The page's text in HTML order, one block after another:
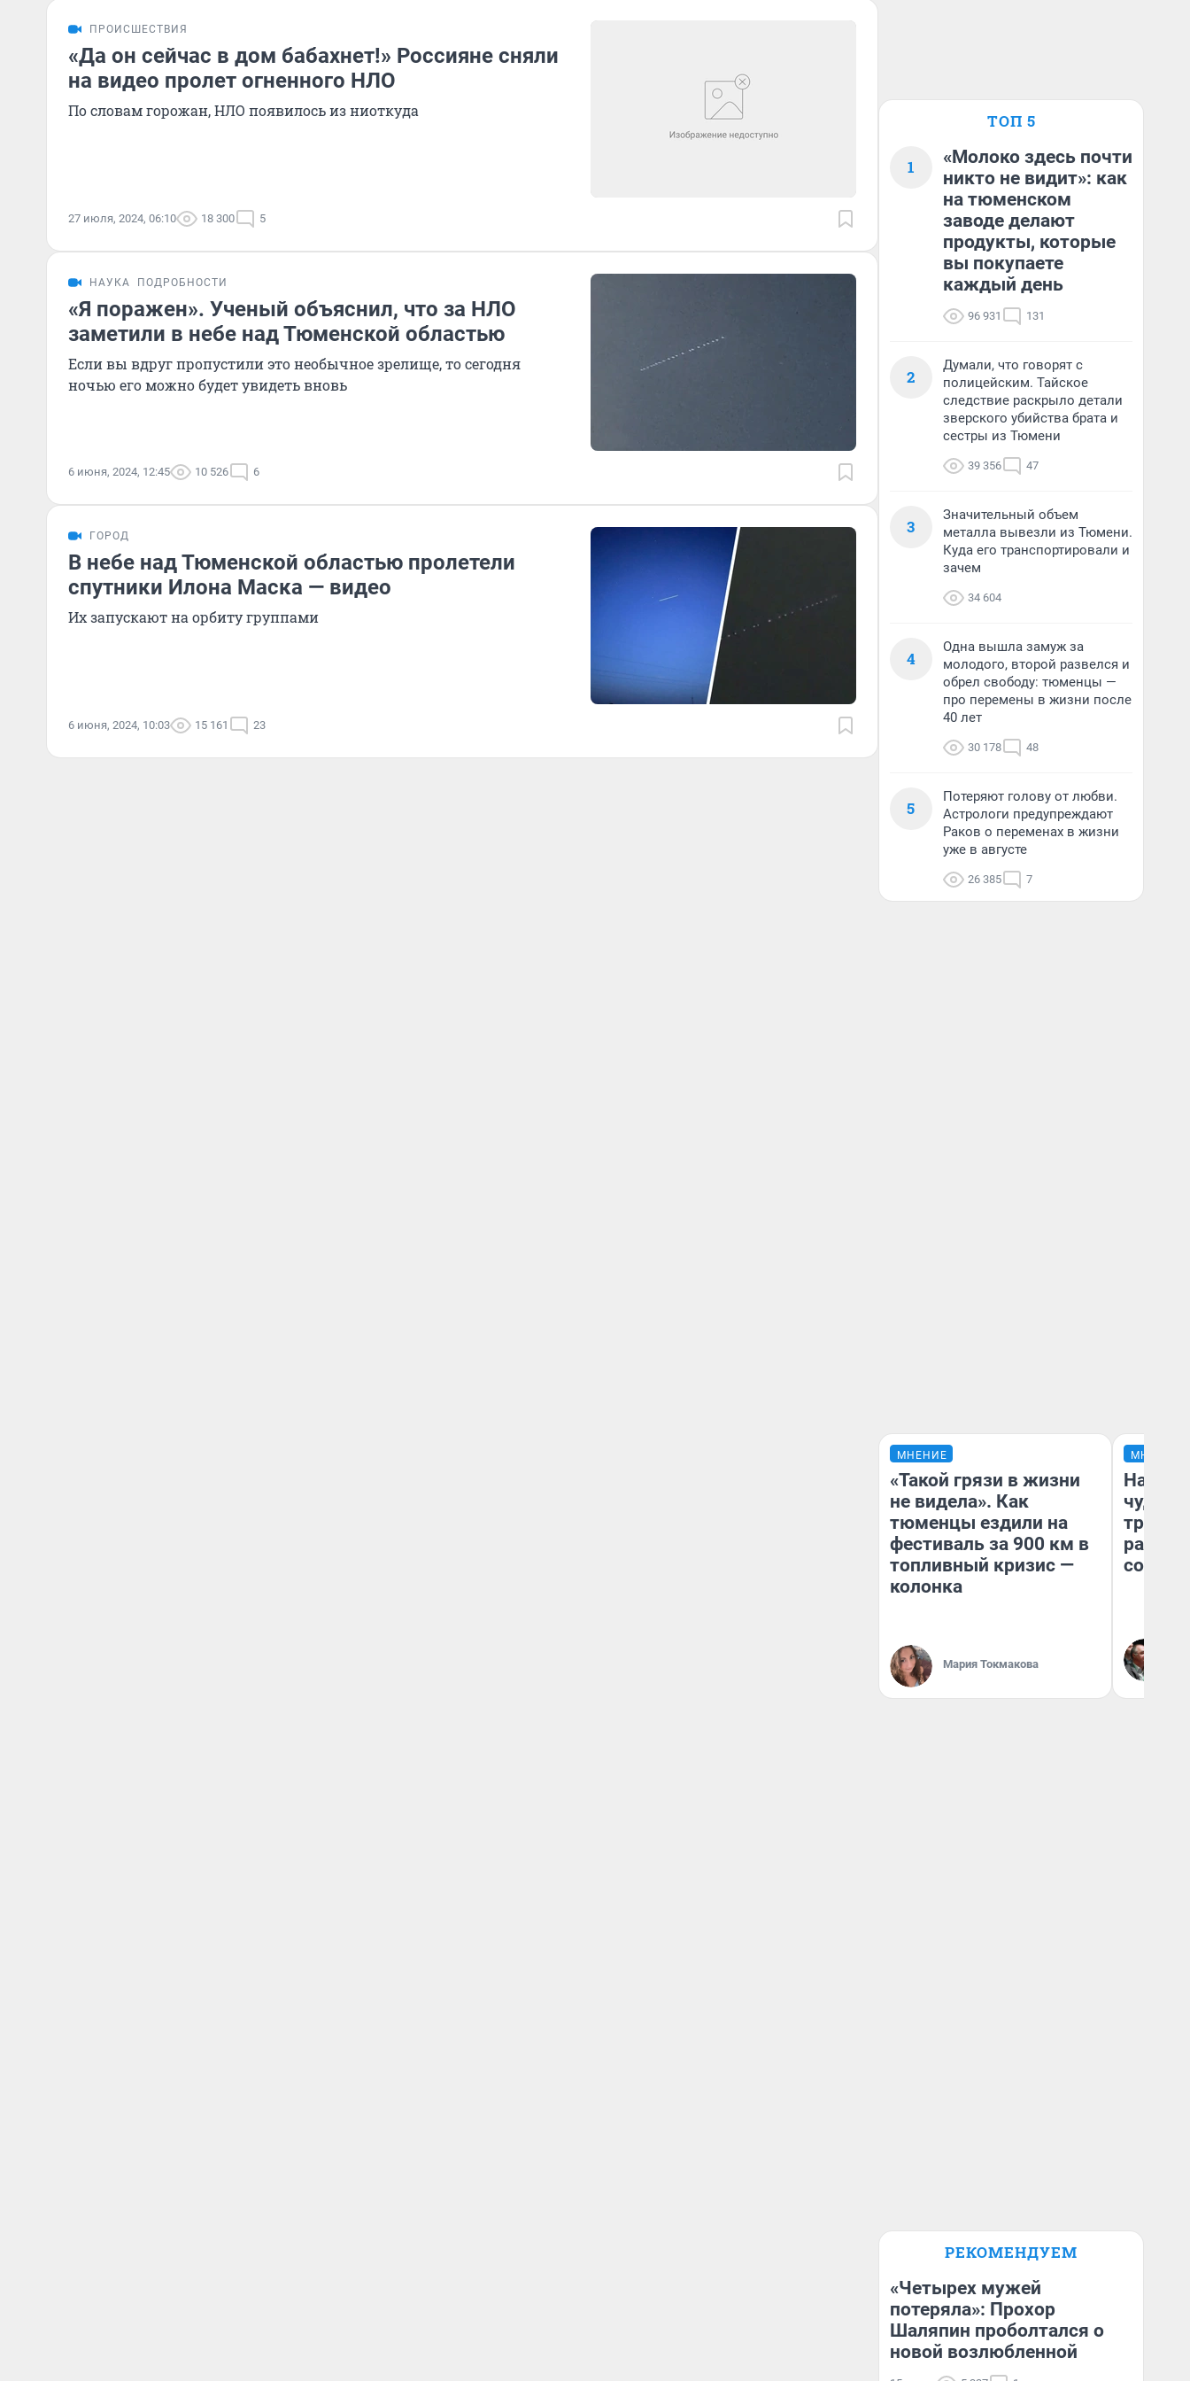
ПРОИСШЕСТВИЯ
«Да он сейчас в дом бабахнет!» Россияне сняли
на видео пролет огненного НЛО
По словам горожан, НЛО появилось из ниоткуда
27 июля, 2024, 06:10 18 300 5
НАУКА ПОДРОБНОСТИ
«Я поражен». Ученый объяснил, что за НЛО
заметили в небе над Тюменской областью
Если вы вдруг пропустили это необычное зрелище, то сегодня
ночью его можно будет увидеть вновь
6 июня, 2024, 12:45 10 526 6
ГОРОД
В небе над Тюменской областью пролетели
спутники Илона Маска — видео
Их запускают на орбиту группами
6 июня, 2024, 10:03 15 161 23
ТОП 5
1
«Молоко здесь почти
никто не видит»: как
на тюменском
заводе делают
продукты, которые
вы покупаете
каждый день
96 931 131
2
Думали, что говорят с
полицейским. Тайское
следствие раскрыло детали
зверского убийства брата и
сестры из Тюмени
39 356 47
3
Значительный объем
металла вывезли из Тюмени.
Куда его транспортировали и
зачем
34 604
4
Одна вышла замуж за
молодого, второй развелся и
обрел свободу: тюменцы —
про перемены в жизни после
40 лет
30 178 48
5
Потеряют голову от любви.
Астрологи предупреждают
Раков о переменах в жизни
уже в августе
26 385 7
МНЕНИЕ
«Такой грязи в жизни
не видела». Как
тюменцы ездили на
фестиваль за 900 км в
топливный кризис —
колонка
Мария Токмакова
МНЕНИЕ
чудом
РЕКОМЕНДУЕМ
«Четырех мужей
потеряла»: Прохор
Шаляпин проболтался о
новой возлюбленной